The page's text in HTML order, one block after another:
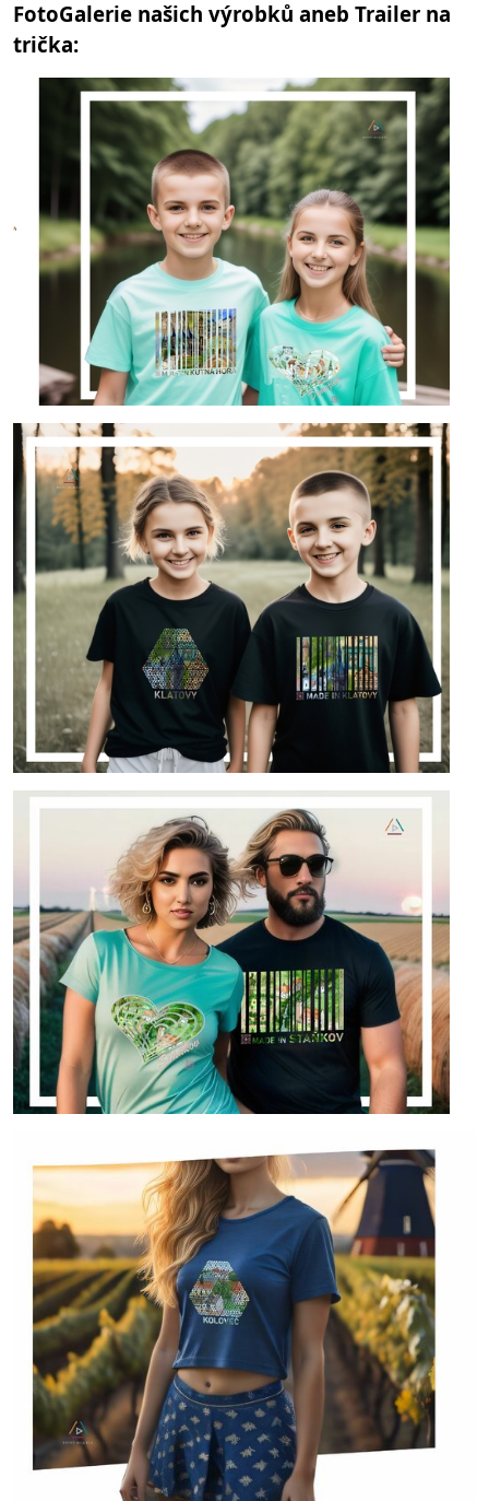
FotoGalerie našich výrobků aneb Trailer na
trička: